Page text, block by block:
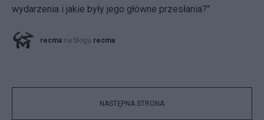
wydarzenia i jakie były jego główne przesłania?"
recma na blogu recma
NASTĘPNA STRONA